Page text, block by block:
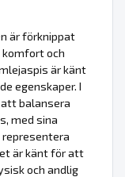
är förknippat
och
är känt
egenskaper. I
balansera
med sina
är känt för att
och andlig